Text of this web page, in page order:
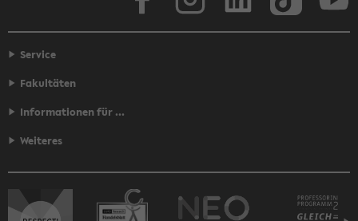
Service
Fakultäten
Informationen für ...
Weiteres